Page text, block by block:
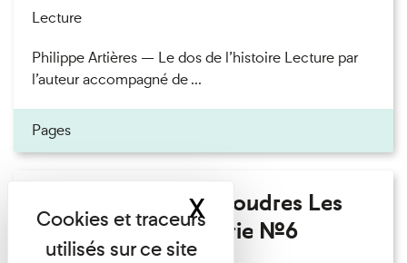
Lecture
Philippe Artières — Le dos de l’histoire Lecture par
l’auteur accompagné de ...
Pages
Fanny Taillandier - Foudres Les
Invités de l’Imprimerie n°6
XMasquer le